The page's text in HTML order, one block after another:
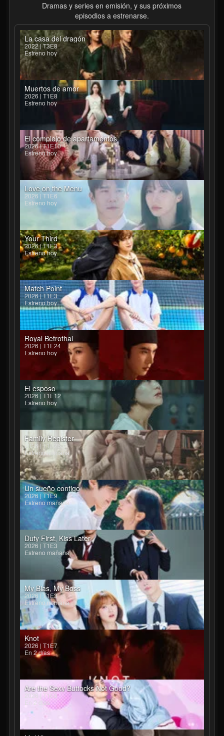
Dramas y series en emisión, y sus próximos
episodios a estrenarse.
La casa del dragón
2022 | T3E8
Estreno hoy
Muertos de amor
2026 | T1E8
Estreno hoy
El complejo de apartamentos
2026 | T1E10
Estreno hoy
Love on the Menu
2026 | T1E6
Estreno hoy
Your Third
2026 | T1E3
Estreno hoy
Match Point
2026 | T1E3
Estreno hoy
Royal Betrothal
2026 | T1E24
Estreno hoy
El esposo
2026 | T1E12
Estreno hoy
Family Register
2026 | T1E26
Estreno mañana
Un sueño contigo
2026 | T1E9
Estreno mañana
Duty First, Kiss Later
2026 | T1E3
Estreno mañana
My Bias, My Boss
2026 | T1E3
Estreno mañana
Knot
2026 | T1E7
En 2 días
Are the Sexy Buttocks Not Good?
2026 | T1E6
En 2 días